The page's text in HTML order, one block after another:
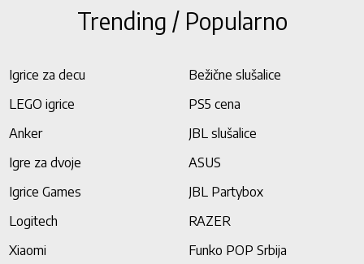
Trending / Popularno
Igrice za decu
Bežične slušalice
LEGO igrice
PS5 cena
Anker
JBL slušalice
Igre za dvoje
ASUS
Igrice Games
JBL Partybox
Logitech
RAZER
Xiaomi
Funko POP Srbija